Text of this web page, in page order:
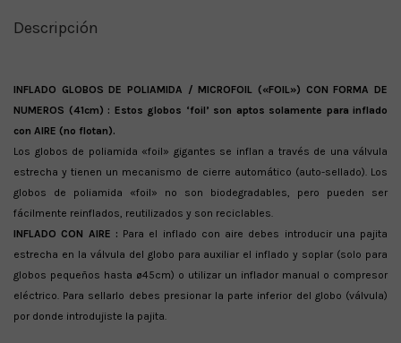
Descripción
INFLADO GLOBOS DE POLIAMIDA / MICROFOIL («FOIL») CON FORMA DE
NUMEROS (41cm) : Estos globos ‘foil’ son aptos solamente para inflado
con AIRE (no flotan).
Los globos de poliamida «foil» gigantes se inflan a través de una válvula
estrecha y tienen un mecanismo de cierre automático (auto-sellado). Los
globos de poliamida «foil» no son biodegradables, pero pueden ser
fácilmente reinflados, reutilizados y son reciclables.
INFLADO CON AIRE : Para el inflado con aire debes introducir una pajita
estrecha en la válvula del globo para auxiliar el inflado y soplar (solo para
globos pequeños hasta ø45cm) o utilizar un inflador manual o compresor
eléctrico. Para sellarlo debes presionar la parte inferior del globo (válvula)
por donde introdujiste la pajita.